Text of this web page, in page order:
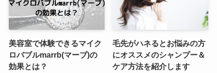
美容室で体験できるマイク
ロバブルmarrb(マーブ)の
効果とは？
毛先がハネるとお悩みの方
にオススメのシャンプー＆
ケア方法を紹介します